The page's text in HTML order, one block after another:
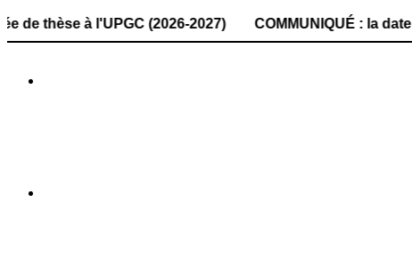
à l'UPGC (2026-2027) COMMUNIQUÉ : la date de